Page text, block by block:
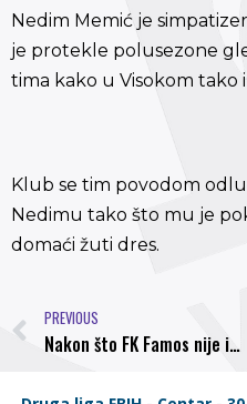
Nedim Memić je
je protekle polusezone
tima kako u Visokom tako
Klub se tim povodom
Nedimu tako što mu je
domaći žuti dres.
PREVIOUS
Nakon što FK Famos nije izborio plasman u Prvu ligu pet klubova ispada iz Druge lige Centar